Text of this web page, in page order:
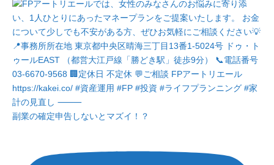
副業の確定申告しないとマズイ！？